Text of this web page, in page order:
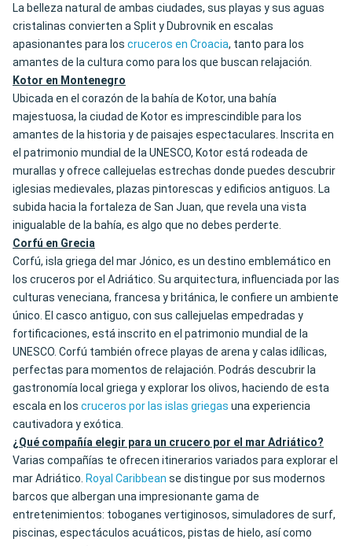
La belleza natural de ambas ciudades, sus playas y sus aguas
cristalinas convierten a Split y Dubrovnik en escalas
apasionantes para los cruceros en Croacia, tanto para los
amantes de la cultura como para los que buscan relajación.
Kotor en Montenegro
Ubicada en el corazón de la bahía de Kotor, una bahía
majestuosa, la ciudad de Kotor es imprescindible para los
amantes de la historia y de paisajes espectaculares. Inscrita en
el patrimonio mundial de la UNESCO, Kotor está rodeada de
murallas y ofrece callejuelas estrechas donde puedes descubrir
iglesias medievales, plazas pintorescas y edificios antiguos. La
subida hacia la fortaleza de San Juan, que revela una vista
inigualable de la bahía, es algo que no debes perderte.
Corfú en Grecia
Corfú, isla griega del mar Jónico, es un destino emblemático en
los cruceros por el Adriático. Su arquitectura, influenciada por las
culturas veneciana, francesa y británica, le confiere un ambiente
único. El casco antiguo, con sus callejuelas empedradas y
fortificaciones, está inscrito en el patrimonio mundial de la
UNESCO. Corfú también ofrece playas de arena y calas idílicas,
perfectas para momentos de relajación. Podrás descubrir la
gastronomía local griega y explorar los olivos, haciendo de esta
escala en los cruceros por las islas griegas una experiencia
cautivadora y exótica.
¿Qué compañía elegir para un crucero por el mar Adriático?
Varias compañías te ofrecen itinerarios variados para explorar el
mar Adriático. Royal Caribbean se distingue por sus modernos
barcos que albergan una impresionante gama de
entretenimientos: toboganes vertiginosos, simuladores de surf,
piscinas, espectáculos acuáticos, pistas de hielo, así como